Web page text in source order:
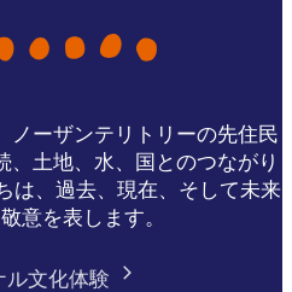
ノーザンテリトリーの先住民
、土地、水、国とのつながり
は、過去、現在、そして未来
意を表します。
ル文化体験